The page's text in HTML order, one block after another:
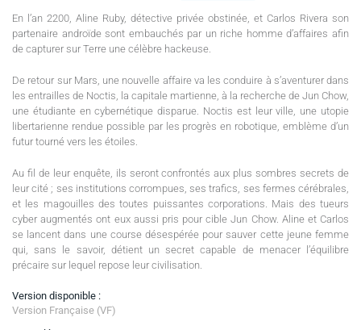
En l’an 2200, Aline Ruby, détective privée obstinée, et Carlos Rivera son
partenaire androïde sont embauchés par un riche homme d’affaires afin
de capturer sur Terre une célèbre hackeuse.
De retour sur Mars, une nouvelle affaire va les conduire à s’aventurer dans
les entrailles de Noctis, la capitale martienne, à la recherche de Jun Chow,
une étudiante en cybernétique disparue. Noctis est leur ville, une utopie
libertarienne rendue possible par les progrès en robotique, emblème d’un
futur tourné vers les étoiles.
Au fil de leur enquête, ils seront confrontés aux plus sombres secrets de
leur cité ; ses institutions corrompues, ses trafics, ses fermes cérébrales,
et les magouilles des toutes puissantes corporations. Mais des tueurs
cyber augmentés ont eux aussi pris pour cible Jun Chow. Aline et Carlos
se lancent dans une course désespérée pour sauver cette jeune femme
qui, sans le savoir, détient un secret capable de menacer l’équilibre
précaire sur lequel repose leur civilisation.
Version disponible :
Version Française (VF)